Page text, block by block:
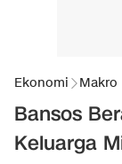
Ekonomi Makro
Bansos
Keluarga